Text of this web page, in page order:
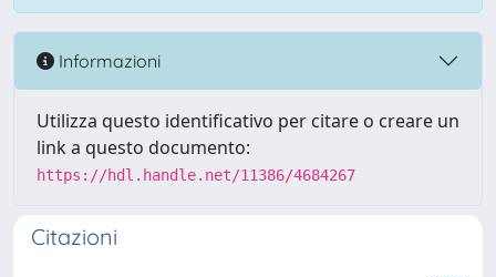
Informazioni
Utilizza questo identificativo per citare o creare un
link a questo documento:
https://hdl.handle.net/11386/4684267
Citazioni